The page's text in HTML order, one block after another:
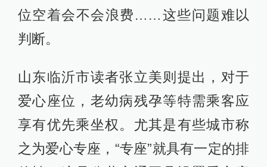
位空着会不会浪费……这些问题难以
判断。
山东临沂市读者张立美则提出，对于
爱心座位，老幼病残孕等特需乘客应
享有优先乘坐权。尤其是有些城市称
之为爱心专座，“专座”就具有一定的排